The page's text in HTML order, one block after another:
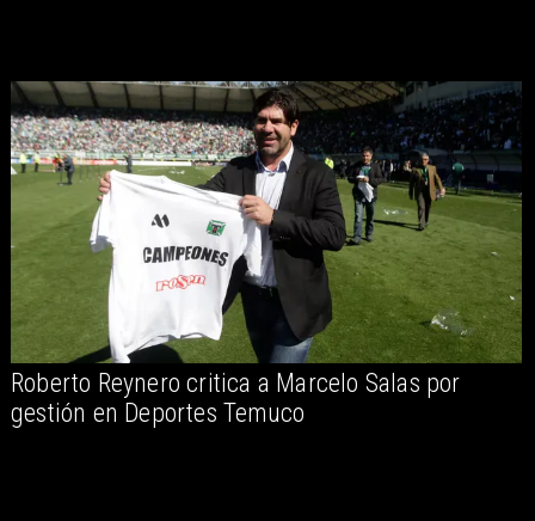
Roberto Reynero critica a Marcelo Salas por
gestión en Deportes Temuco